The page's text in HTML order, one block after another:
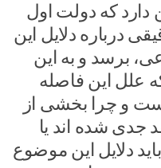
دارد که دولت اول
درباره دلایل این
برسد و به این
علل این فاصله
و چرا بخشی از
جدی شده اند یا
دلایل این موضوع